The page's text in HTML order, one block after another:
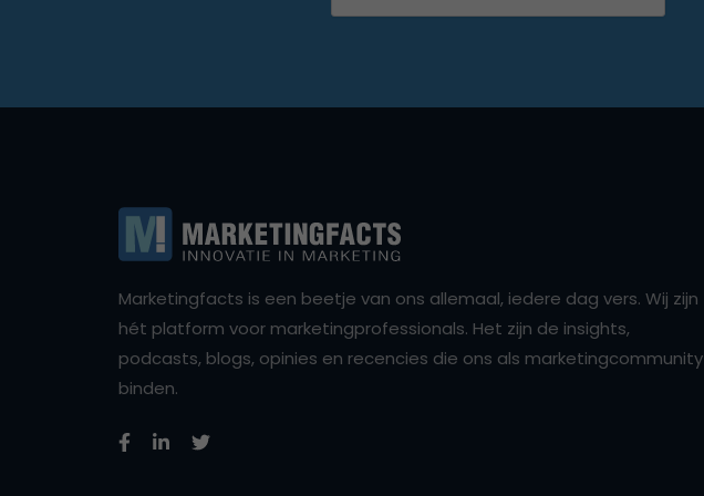
Marketingfacts is een beetje van ons allemaal, iedere dag vers. Wij zijn
hét platform voor marketingprofessionals. Het zijn de insights,
podcasts, blogs, opinies en recencies die ons als marketingcommunity
binden.